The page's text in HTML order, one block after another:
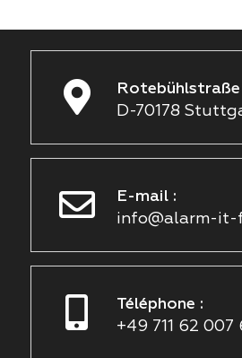
Rotebühlstraße
D-70178
E-mail :
info@alarm-it-
Téléphone :
+49 711 62